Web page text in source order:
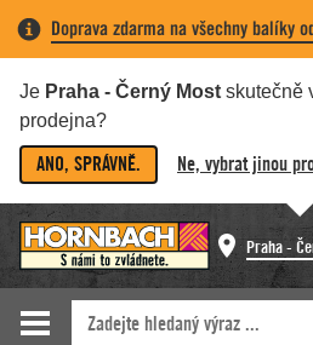
Doprava zdarma na všechny balíky
Je Praha - Černý Most skutečně
prodejna?
ANO, SPRÁVNĚ. Ne, vybrat jinou
Praha -